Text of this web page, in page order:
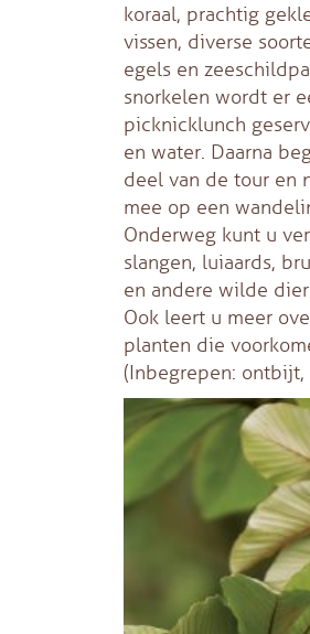
koraal, prachtig
vissen, diverse
egels en
snorkelen wordt er
picknicklunch
en water. Daarna
deel van de tour en
mee op een
Onderweg kunt u
slangen, luiaards,
en andere wilde
Ook leert u meer
planten die
(Inbegrepen: ontbijt,